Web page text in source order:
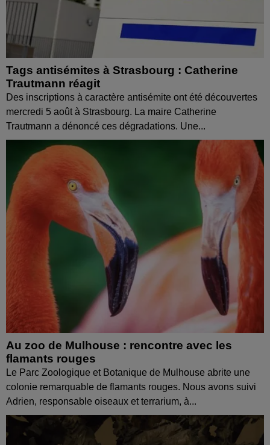
Tags antisémites à Strasbourg : Catherine
Trautmann réagit
Des inscriptions à caractère antisémite ont été découvertes
mercredi 5 août à Strasbourg. La maire Catherine
Trautmann a dénoncé ces dégradations. Une...
Au zoo de Mulhouse : rencontre avec les
flamants rouges
Le Parc Zoologique et Botanique de Mulhouse abrite une
colonie remarquable de flamants rouges. Nous avons suivi
Adrien, responsable oiseaux et terrarium, à...